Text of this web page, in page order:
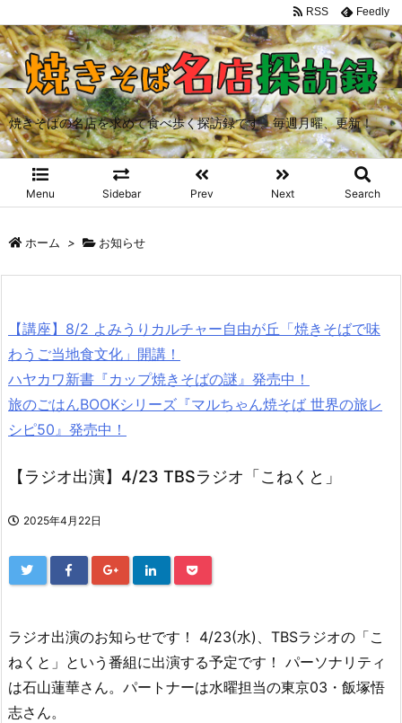
焼きそばの名店を求めて食べ歩く探訪録です。毎週月曜、更新！
Menu Sidebar Prev Next Search
RSS Feedly
ホーム > お知らせ
【講座】8/2 よみうりカルチャー自由が丘「焼きそばで味
わうご当地食文化」開講！
ハヤカワ新書『カップ焼きそばの謎』発売中！
旅のごはんBOOKシリーズ『マルちゃん焼そば 世界の旅レ
シピ50』発売中！
【ラジオ出演】4/23 TBSラジオ「こねくと」
2025年4月22日
ラジオ出演のお知らせです！ 4/23(水)、TBSラジオの「こ
ねくと」という番組に出演する予定です！ パーソナリティ
は石山蓮華さん。パートナーは水曜担当の東京03・飯塚悟
志さん。